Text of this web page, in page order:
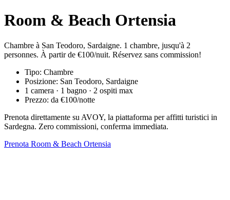
Room & Beach Ortensia
Chambre à San Teodoro, Sardaigne. 1 chambre, jusqu'à 2
personnes. À partir de €100/nuit. Réservez sans commission!
Tipo: Chambre
Posizione: San Teodoro, Sardaigne
1 camera · 1 bagno · 2 ospiti max
Prezzo: da €100/notte
Prenota direttamente su AVOY, la piattaforma per affitti turistici in
Sardegna. Zero commissioni, conferma immediata.
Prenota Room & Beach Ortensia